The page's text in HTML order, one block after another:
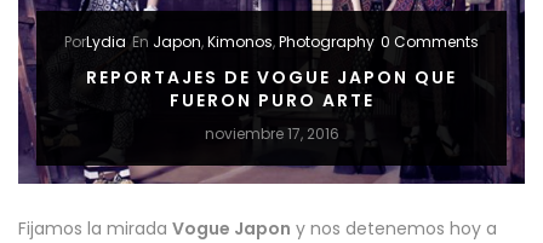
TAMBIÉN
EN
PorLydia En Japon,Kimonos,Photography 0 Comments
REPORTAJES DE VOGUE JAPON QUE
FUERON PURO ARTE
noviembre 17, 2016
Fijamos la mirada Vogue Japon y nos detenemos hoy a